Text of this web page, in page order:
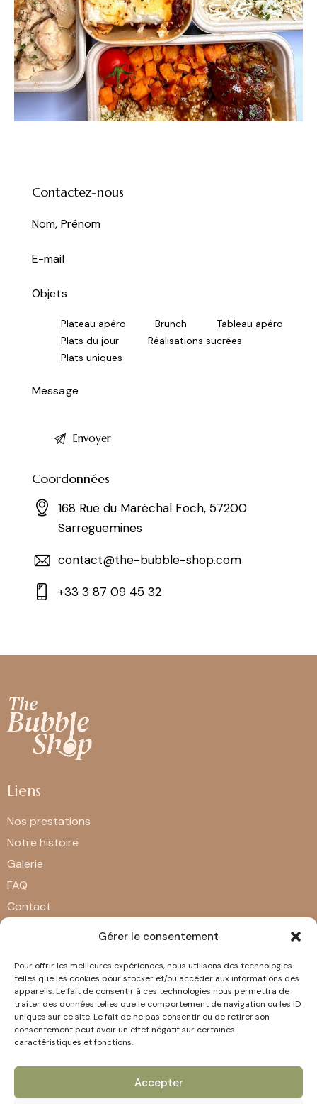
Gérer le consentement
Pour offrir les meilleures expériences, nous utilisons des technologies
telles que les cookies pour stocker et/ou accéder aux informations des
appareils. Le fait de consentir à ces technologies nous permettra de
traiter des données telles que le comportement de navigation ou les ID
uniques sur ce site. Le fait de ne pas consentir ou de retirer son
consentement peut avoir un effet négatif sur certaines
caractéristiques et fonctions.
Accepter
Contactez-nous
Plateau apéro Brunch
Tableau apéro
Plats du jour
Réalisations sucrées
Plats uniques
Coordonnées
168 Rue du Maréchal Foch, 57200
Sarreguemines
contact@the-bubble-shop.com
+33 3 87 09 45 32
Liens
Nos prestations
Notre histoire
Galerie
FAQ
Contact
Contact
168 Rue du Maréchal Foch, 57200 Sarreguemines
contact@the-bubble-shop.com